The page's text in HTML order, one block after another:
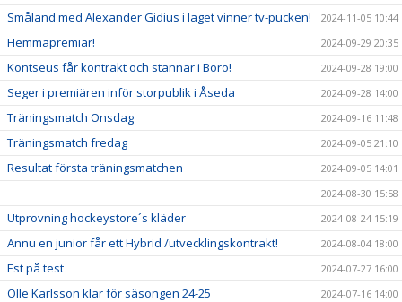
Småland med Alexander Gidius i laget vinner tv-pucken! 2024-11-05 10:44
Hemmapremiär! 2024-09-29 20:35
Kontseus får kontrakt och stannar i Boro! 2024-09-28 19:00
Seger i premiären inför storpublik i Åseda 2024-09-28 14:00
Träningsmatch Onsdag 2024-09-16 11:48
Träningsmatch fredag 2024-09-05 21:10
Resultat första träningsmatchen
2024-09-05 14:01
2024-08-30 15:58
Utprovning hockeystore´s kläder 2024-08-24 15:19
Ännu en junior får ett Hybrid /utvecklingskontrakt! 2024-08-04 18:00
Est på test 2024-07-27 16:00
Olle Karlsson klar för säsongen 24-25 2024-07-16 14:00